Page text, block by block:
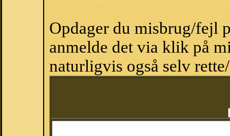
Opdager du misbrug/fejl
anmelde det via klik på
naturligvis også selv